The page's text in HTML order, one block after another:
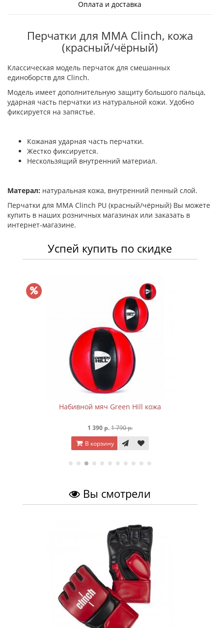
Оплата и доставка
Перчатки для MMA Clinch, кожа
(красный/чёрный)
Классическая модель перчаток для смешанных
единоборств для Clinch.
Модель имеет дополнительную защиту большого пальца,
ударная часть перчатки из натуральной кожи. Удобно
фиксируется на запястье.
Кожаная ударная часть перчатки.
Жестко фиксируется.
Нескользящий внутренний материал.
Матерал: натуральная кожа, внутренний пенный слой.
Перчатки для MMA Clinch PU (красный/чёрный) Вы можете
купить в наших розничных магазинах или заказать в
интернет-магазине.
Успей купить по скидке
Набивной мяч Green Hill кожа
1 390 р.1 790 р.
В корзину
Вы смотрели